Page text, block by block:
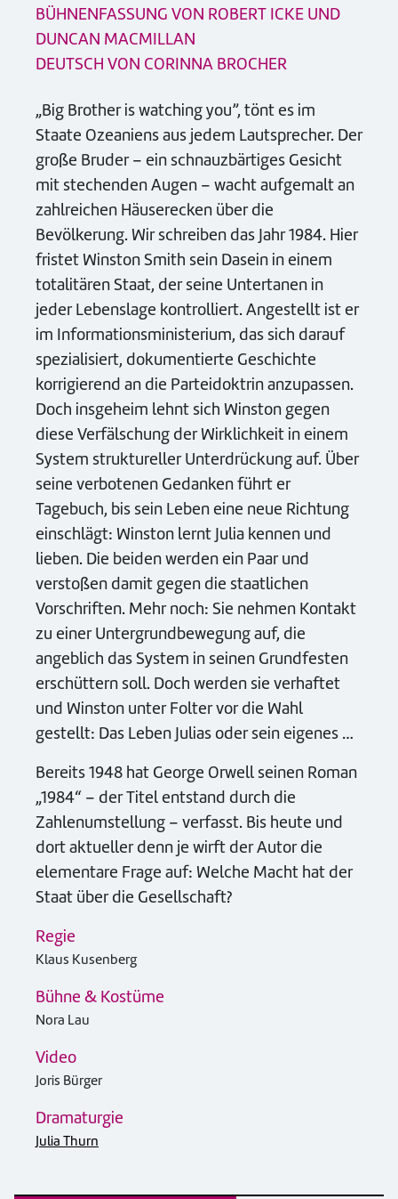
BÜHNENFASSUNG VON ROBERT ICKE UND
DUNCAN MACMILLAN
DEUTSCH VON CORINNA BROCHER
„Big Brother is watching you”, tönt es im
Staate Ozeaniens aus jedem Lautsprecher. Der
große Bruder – ein schnauzbärtiges Gesicht
mit stechenden Augen – wacht aufgemalt an
zahlreichen Häuserecken über die
Bevölkerung. Wir schreiben das Jahr 1984. Hier
fristet Winston Smith sein Dasein in einem
totalitären Staat, der seine Untertanen in
jeder Lebenslage kontrolliert. Angestellt ist er
im Informationsministerium, das sich darauf
spezialisiert, dokumentierte Geschichte
korrigierend an die Parteidoktrin anzupassen.
Doch insgeheim lehnt sich Winston gegen
diese Verfälschung der Wirklichkeit in einem
System struktureller Unterdrückung auf. Über
seine verbotenen Gedanken führt er
Tagebuch, bis sein Leben eine neue Richtung
einschlägt: Winston lernt Julia kennen und
lieben. Die beiden werden ein Paar und
verstoßen damit gegen die staatlichen
Vorschriften. Mehr noch: Sie nehmen Kontakt
zu einer Untergrundbewegung auf, die
angeblich das System in seinen Grundfesten
erschüttern soll. Doch werden sie verhaftet
und Winston unter Folter vor die Wahl
gestellt: Das Leben Julias oder sein eigenes …
Bereits 1948 hat George Orwell seinen Roman
„1984“ – der Titel entstand durch die
Zahlenumstellung – verfasst. Bis heute und
dort aktueller denn je wirft der Autor die
elementare Frage auf: Welche Macht hat der
Staat über die Gesellschaft?
Regie
Klaus Kusenberg
Bühne & Kostüme
Nora Lau
Video
Joris Bürger
Dramaturgie
Julia Thurn